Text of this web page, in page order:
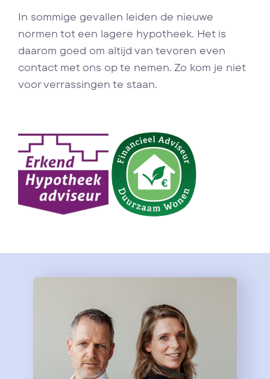
In sommige gevallen leiden de nieuwe
normen tot een lagere hypotheek. Het is
daarom goed om altijd van tevoren even
contact met ons op te nemen. Zo kom je niet
voor verrassingen te staan.